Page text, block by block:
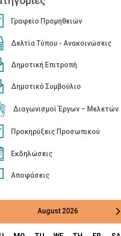
Γραφείο Προμηθειών
Δελτία Τύπου - Ανακοινώσεις
Δημοτική Επιτροπή
Δημοτικό Συμβούλιο
Διαγωνισμοί Έργων – Μελετών
Προκηρύξεις Προσωπικού
Εκδηλώσεις
Αποφάσεις
August 2026